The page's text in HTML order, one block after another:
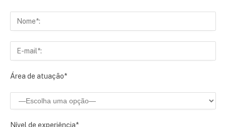
Área de atuação*
Nível de experiência*